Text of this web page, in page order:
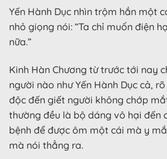
Yến Hành Dục nhìn trộm hắn một
nhỏ giọng nói: “Ta chỉ muốn điện
nữa.”
Kinh Hàn Chương từ trước tới nay
người nào như Yến Hành Dục cả,
độc đến giết người không chớp
thường đều là bộ dáng vô hại đến
bệnh để được ôm một cái mà y
mà nói thẳng ra.